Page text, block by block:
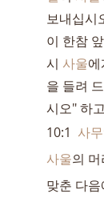
보내십시
이 한참
시 사울
을 들려
시오" 하
10:1 사
사울의
맞춘 다